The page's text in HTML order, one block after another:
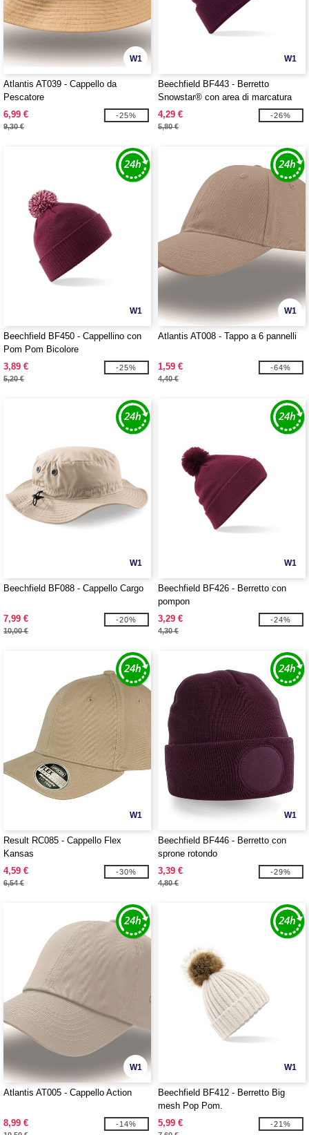
W1
Atlantis AT039 - Cappello da
Pescatore
6,99 €
9,30 €
-25%
W1
Beechfield BF443 - Berretto
Snowstar® con area di marcatura
4,29 €
5,80 €
-26%
W1
Beechfield BF450 - Cappellino con
Pom Pom Bicolore
3,89 €
5,20 €
-25%
W1
Atlantis AT008 - Tappo a 6 pannelli
1,59 €
4,40 €
-64%
W1
Beechfield BF088 - Cappello Cargo
7,99 €
10,00 €
-20%
W1
Beechfield BF426 - Berretto con
pompon
3,29 €
4,30 €
-24%
W1
Result RC085 - Cappello Flex
Kansas
4,59 €
6,54 €
-30%
W1
Beechfield BF446 - Berretto con
sprone rotondo
3,39 €
4,80 €
-29%
W1
Atlantis AT005 - Cappello Action
8,99 € -14%
W1
Beechfield BF412 - Berretto Big
mesh Pop Pom.
5,99 €
-21%